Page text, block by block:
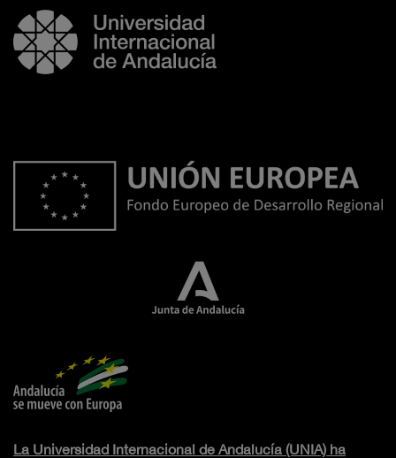
La Universidad Internacional de Andalucía (UNIA) ha